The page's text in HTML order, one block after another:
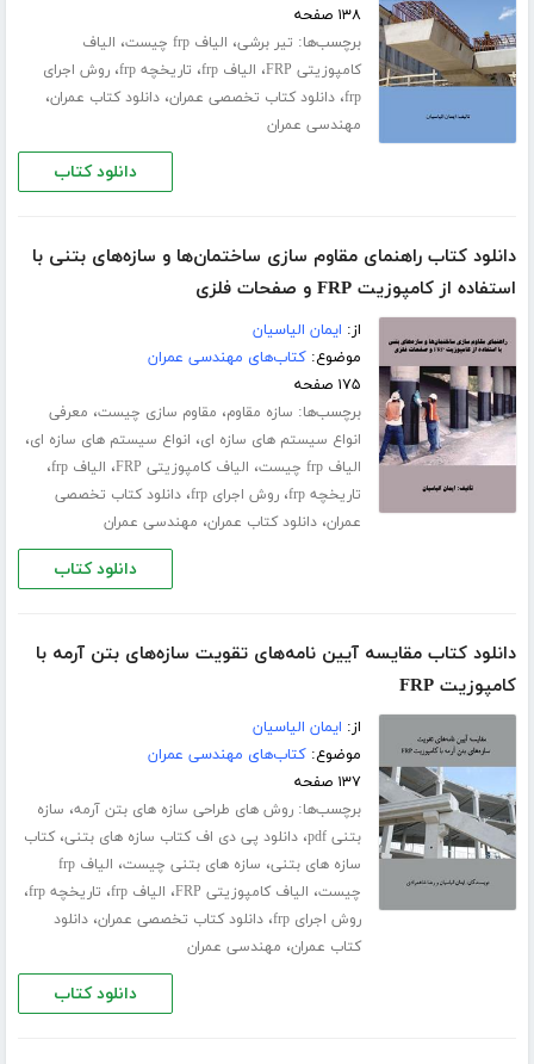
۱۳۸ صفحه
برچسب‌ها: تیر برشی، الیاف frp چیست ، الیاف
کامپوزیتی FRP
، الیاف frp ، تاریخچه frp ،روش اجرای
frp،دانلود کتاب تخصصی عمران،دانلود کتاب عمران،
مهندسی عمران
دانلود کتاب
دانلود کتاب راهنمای مقاوم سازی ساختمان‌ها و سازه‌های بتنی با
استفاده از کامپوزیت FRP و صفحات فلزی
از: ایمان الیاسیان
موضوع:کتاب‌های مهندسی عمران
۱۷۵ صفحه
برچسب‌ها: سازه مقاوم، مقاوم سازی چیست، معرفی
انواع سیستم های سازه ای، انواع سیستم های سازه ای،
الیاف frp چیست ، الیاف کامپوزیتی FRP ، الیاف frp ،
تاریخچه frp ،روش اجرای frp ،دانلود کتاب تخصصی
عمران،دانلود کتاب عمران، مهندسی عمران
دانلود کتاب
دانلود کتاب مقایسه آیین نامه‌های تقویت سازه‌های بتن آرمه با
کامپوزیت FRP
از: ایمان الیاسیان
موضوع:کتاب‌های مهندسی عمران
۱۳۷ صفحه
برچسب‌ها:روش های طراحی سازه های بتن آرمه، سازه
بتنی pdf
،دانلود پی دی اف کتاب سازه های بتنی،کتاب
سازه های بتنی، سازه های بتنی چیست،
الیاف frp
چیست، الیاف کامپوزیتی FRP ، الیاف frp ، تاریخچه frp ،
روش اجرای frp ،دانلود کتاب تخصصی عمران،دانلود
کتاب عمران، مهندسی عمران
دانلود کتاب